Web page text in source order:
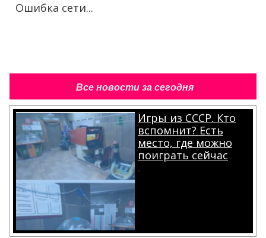
Ошибка сети...
Все новости за сегодня
Игры из СССР. Кто
вспомнит? Есть
место, где можно
поиграть сейчас
.